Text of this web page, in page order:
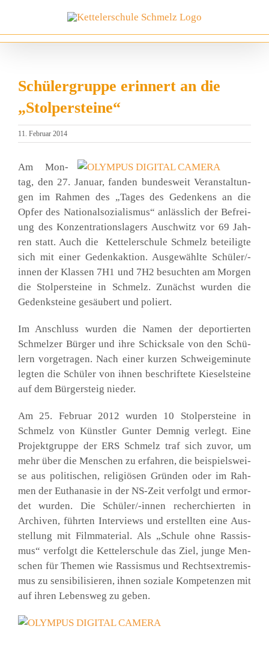
springen
Schülergruppe erinnert an die
„Stolpersteine“
11. Februar 2014
Am Mon­
tag, den 27. Janu­ar, fan­den bun­des­weit Ver­an­stal­tun­
gen im Rah­men des „Tages des Geden­kens an die
Opfer des Natio­nal­so­zia­lis­mus“ anläss­lich der Befrei­
ung des Kon­zen­tra­ti­ons­la­gers Ausch­witz vor 69 Jah­
ren statt. Auch die Ket­tel­er­schu­le Schmelz betei­lig­te
sich mit einer Gedenk­ak­ti­on. Aus­ge­wähl­te Schü­ler/-
innen der Klas­sen 7H1 und 7H2 besuch­ten am Mor­gen
die Stol­per­stei­ne in Schmelz. Zunächst wur­den die
Gedenk­stei­ne gesäu­bert und poliert.
Im Anschluss wur­den die Namen der depor­tier­ten
Schmel­zer Bür­ger und ihre Schick­sa­le von den Schü­
lern vor­ge­tra­gen. Nach einer kur­zen Schwei­ge­mi­nu­te
leg­ten die Schü­ler von ihnen beschrif­te­te Kie­sel­stei­ne
auf dem Bür­ger­steig nie­der.
Am 25. Febru­ar 2012 wur­den 10 Stol­per­stei­ne in
Schmelz von Künst­ler Gun­ter Dem­nig ver­legt. Eine
Pro­jekt­grup­pe der ERS Schmelz traf sich zuvor, um
mehr über die Men­schen zu erfah­ren, die bei­spiels­wei­
se aus poli­ti­schen, reli­giö­sen Grün­den oder im Rah­
men der Eutha­na­sie in der NS-Zeit ver­folgt und ermor­
det wur­den. Die Schü­ler/-innen recher­chier­ten in
Archi­ven, führ­ten Inter­views und erstell­ten eine Aus­
stel­lung mit Film­ma­te­ri­al. Als „Schu­le ohne Ras­sis­
mus“ ver­folgt die Ket­tel­er­schu­le das Ziel, jun­ge Men­
schen für The­men wie Ras­sis­mus und Rechts­extre­mis­
mus zu sen­si­bi­li­sie­ren, ihnen sozia­le Kom­pe­ten­zen mit
auf ihren Lebens­weg zu geben.